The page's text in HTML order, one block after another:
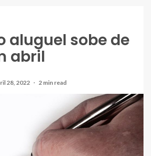
aluguel sobe de
abril
28, 2022 2 min read